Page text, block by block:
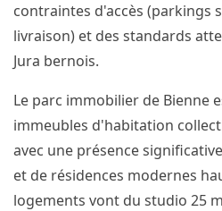
contraintes d'accès (parkings
livraison) et des standards
Jura bernois.
Le parc immobilier de Bienne
immeubles d'habitation
avec une présence
et de résidences modernes
logements vont du studio 25